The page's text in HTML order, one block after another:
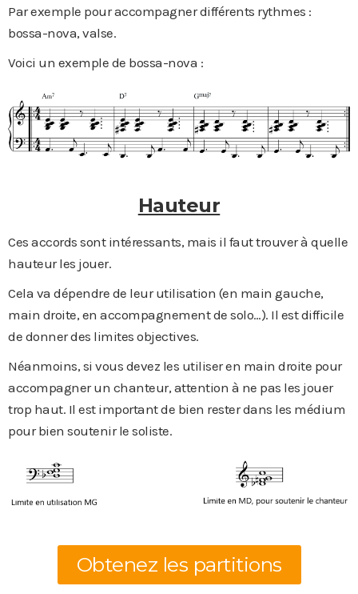
Par exemple pour accompagner différents rythmes :
bossa-nova, valse.
Voici un exemple de bossa-nova :
Hauteur
Ces accords sont intéressants, mais il faut trouver à quelle
hauteur les jouer.
Cela va dépendre de leur utilisation (en main gauche,
main droite, en accompagnement de solo…). Il est difficile
de donner des limites objectives.
Néanmoins, si vous devez les utiliser en main droite pour
accompagner un chanteur, attention à ne pas les jouer
trop haut. Il est important de bien rester dans les médium
pour bien soutenir le soliste.
Obtenez les partitions